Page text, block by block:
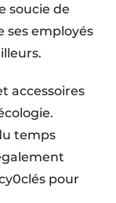
soucie de
ses employés
acces­soires
temps
pour